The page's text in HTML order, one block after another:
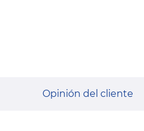
Opinión del cliente